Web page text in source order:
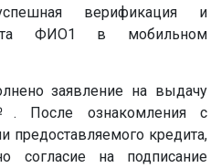
верификация и
ФИО1 в мобильном
заявление на выдачу
. После ознакомления с
предоставляемого кредита,
согласие на подписание